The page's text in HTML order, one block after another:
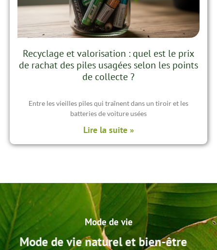
Recyclage et valorisation : quel est le prix
de rachat des piles usagées selon les points
de collecte ?
Entre les vieilles piles qui traînent dans un tiroir et les
batteries de voiture usées
Lire la suite »
Mode de vie
Mode de vie naturel et bien-être